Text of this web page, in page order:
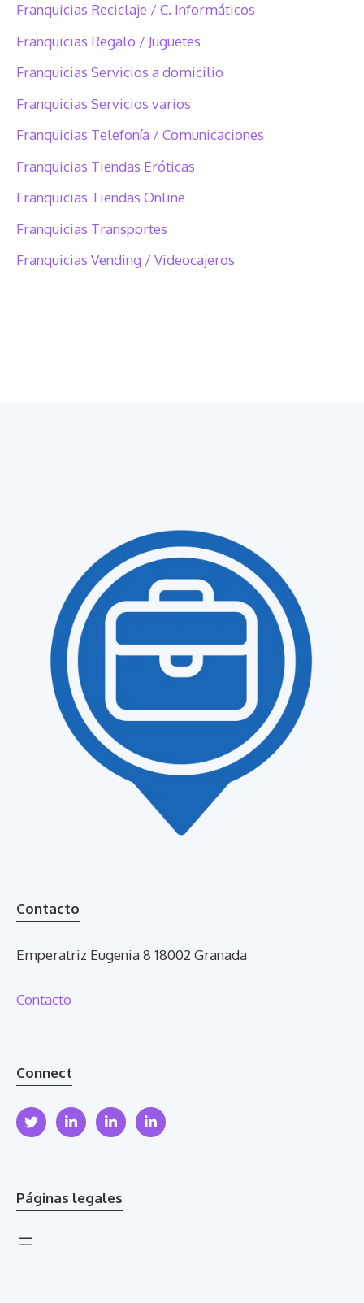
Franquicias Reciclaje / C. Informáticos
Franquicias Regalo / Juguetes
Franquicias Servicios a domicilio
Franquicias Servicios varios
Franquicias Telefonía / Comunicaciones
Franquicias Tiendas Eróticas
Franquicias Tiendas Online
Franquicias Transportes
Franquicias Vending / Videocajeros
Contacto
Emperatriz Eugenia 8 18002 Granada
Contacto
Connect
Páginas legales